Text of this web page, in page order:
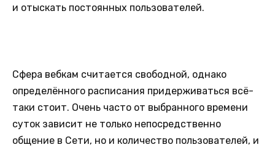
и отыскать постоянных пользователей.
Сфера вебкам считается свободной, однако
определённого расписания придерживаться всё-
таки стоит. Очень часто от выбранного времени
суток зависит не только непосредственно
общение в Сети, но и количество пользователей, и